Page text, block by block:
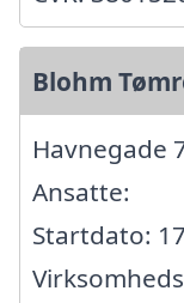
Blohm
Havnegade
Ansatte:
Startdato: